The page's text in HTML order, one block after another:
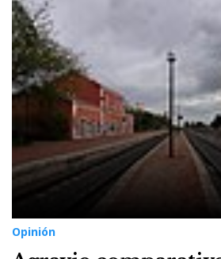
Opinión